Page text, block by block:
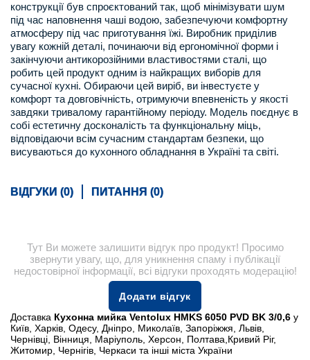
конструкції був спроєктований так, щоб мінімізувати шум
під час наповнення чаші водою, забезпечуючи комфортну
атмосферу під час приготування їжі. Виробник приділив
увагу кожній деталі, починаючи від ергономічної форми і
закінчуючи антикорозійними властивостями сталі, що
робить цей продукт одним із найкращих виборів для
сучасної кухні. Обираючи цей виріб, ви інвестуєте у
комфорт та довговічність, отримуючи впевненість у якості
завдяки тривалому гарантійному періоду. Модель поєднує в
собі естетичну досконалість та функціональну міць,
відповідаючи всім сучасним стандартам безпеки, що
висуваються до кухонного обладнання в Україні та світі.
ВІДГУКИ (0) ПИТАННЯ (0)
Тут Ви можете залишити відгук про продукт! Просимо
звернути увагу, що, для уникнення спаму і публікації
недостовірної інформації, всі відгуки проходять модерацію!
Додати відгук
Доставка Кухонна мийка Ventolux HMKS 6050 PVD BK 3/0,6 у
Київ, Харків, Одесу, Дніпро, Миколаїв, Запоріжжя, Львів,
Чернівці, Вінниця, Маріуполь, Херсон, Полтава,Кривий Ріг,
Житомир, Чернігів, Черкаси та інші міста України